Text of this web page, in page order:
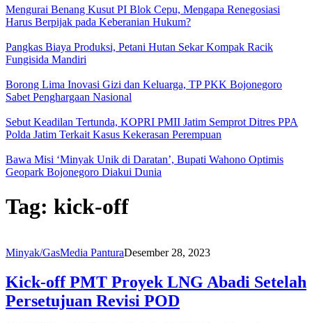
Mengurai Benang Kusut PI Blok Cepu, Mengapa Renegosiasi
Harus Berpijak pada Keberanian Hukum?
Pangkas Biaya Produksi, Petani Hutan Sekar Kompak Racik
Fungisida Mandiri
Borong Lima Inovasi Gizi dan Keluarga, TP PKK Bojonegoro
Sabet Penghargaan Nasional
Sebut Keadilan Tertunda, KOPRI PMII Jatim Semprot Ditres PPA
Polda Jatim Terkait Kasus Kekerasan Perempuan
Bawa Misi ‘Minyak Unik di Daratan’, Bupati Wahono Optimis
Geopark Bojonegoro Diakui Dunia
Tag: kick-off
Minyak/GasMedia PanturaDesember 28, 2023
Kick-off PMT Proyek LNG Abadi Setelah
Persetujuan Revisi POD